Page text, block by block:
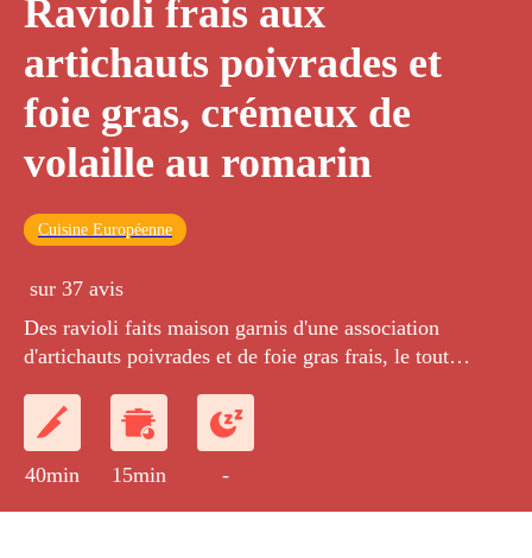
Ravioli frais aux
artichauts poivrades et
foie gras, crémeux de
volaille au romarin
Cuisine Européenne
sur 37 avis
Des ravioli faits maison garnis d'une association
d'artichauts poivrades et de foie gras frais, le tout
40min 15min -